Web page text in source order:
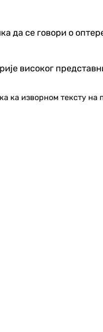
се говори о
високог
ка изворном тексту на